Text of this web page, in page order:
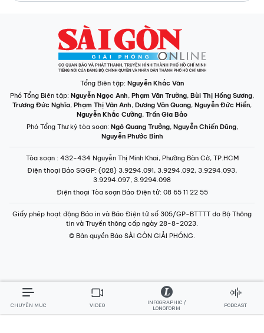
Phó Tổng Biên tập:Nguyễn Ngọc Anh,Phạm Văn Trường
Trương Đức Nghĩa ,Phạm Thị Vân Anh ,Dương Văn Quang
Nguyễn Khắc Cường,Trần Gia Bảo
Phó Tổng Thư ký tòa soạn:Ngô Quang Trưởng,Nguyễn Chiến Dũng
Nguyễn Phước Bình
Tòa soạn : 432-434 Nguyễn Thị Minh Khai, Phường Bàn Cờ, TP.HCM
Điện thoại Báo SGGP: (028) 3.9294.091, 3.9294.092, 3.9294.093,
3.9294.097, 3.9294.098
Điện thoại Tòa soạn Báo Điện tử: 08 65 11 22 55
Giấy phép hoạt động Báo in và Báo Điện tử số 305/GP-BTTTT do Bộ Thông
tin và Truyền thông cấp ngày 28-8-2023.
© Bản quyền Báo SÀI GÒN GIẢI PHÓNG.
VIDEO
INFOGRAPHIC /